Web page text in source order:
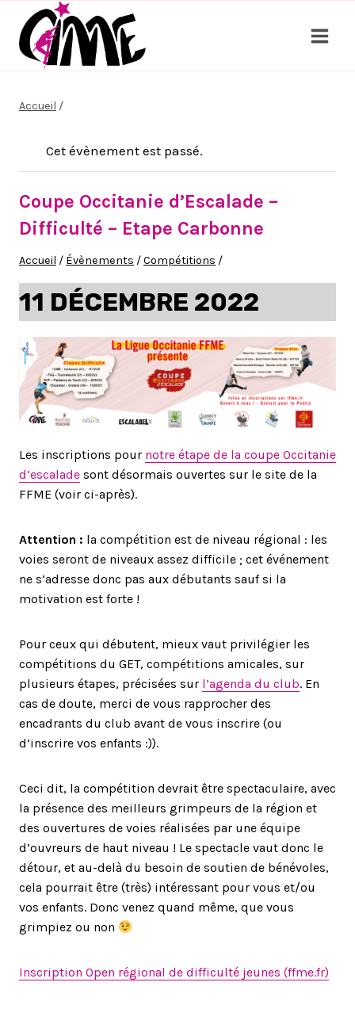
contenu
Accueil /
Cet évènement est passé.
Coupe Occitanie d’Escalade –
Difficulté – Etape Carbonne
Accueil / Évènements /Compétitions /
11 DÉCEMBRE 2022
Les inscriptions pour notre étape de la coupe Occitanie
d’escalade sont désormais ouvertes sur le site de la
FFME (voir ci-après).
Attention : la compétition est de niveau régional : les
voies seront de niveaux assez difficile ; cet événement
ne s’adresse donc pas aux débutants sauf si la
motivation est forte !
Pour ceux qui débutent, mieux vaut privilégier les
compétitions du GET, compétitions amicales, sur
plusieurs étapes, précisées sur l’agenda du club. En
cas de doute, merci de vous rapprocher des
encadrants du club avant de vous inscrire (ou
d’inscrire vos enfants :)).
Ceci dit, la compétition devrait être spectaculaire, avec
la présence des meilleurs grimpeurs de la région et
des ouvertures de voies réalisées par une équipe
d’ouvreurs de haut niveau ! Le spectacle vaut donc le
détour, et au-delà du besoin de soutien de bénévoles,
cela pourrait être (très) intéressant pour vous et/ou
vos enfants. Donc venez quand même, que vous
grimpiez ou non
Inscription Open régional de difficulté jeunes (ffme.fr)